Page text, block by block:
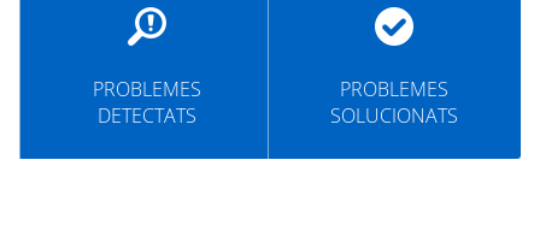
PROBLEMES
DETECTATS
PROBLEMES
SOLUCIONATS